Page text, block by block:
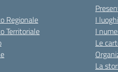
Regionale
Territoriale
I luoghi
I
Le
La